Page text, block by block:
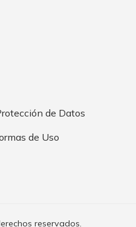
de Datos
de Uso
reservados.